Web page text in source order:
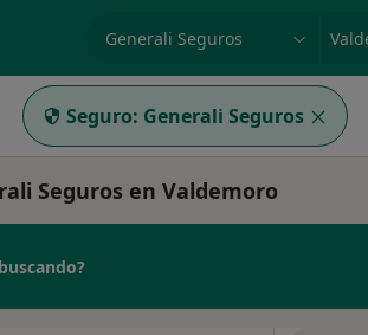
Seguro: Generali Seguros
Seguros en Valdemoro